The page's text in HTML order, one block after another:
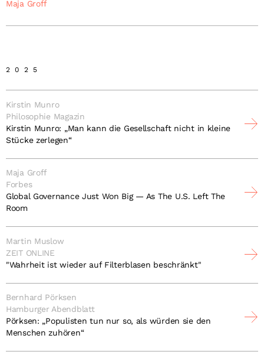
Maja Groff
2025
Kirstin Munro
Philosophie Magazin
Kirstin Munro: „Man kann die Gesellschaft nicht in kleine
Stücke zerlegen“
Maja Groff
Forbes
Global Governance Just Won Big — As The U.S. Left The
Room
Martin Muslow
ZEIT ONLINE
"Wahrheit ist wieder auf Filterblasen beschränkt"
Bernhard Pörksen
Hamburger Abendblatt
Pörksen: „Populisten tun nur so, als würden sie den
Menschen zuhören“